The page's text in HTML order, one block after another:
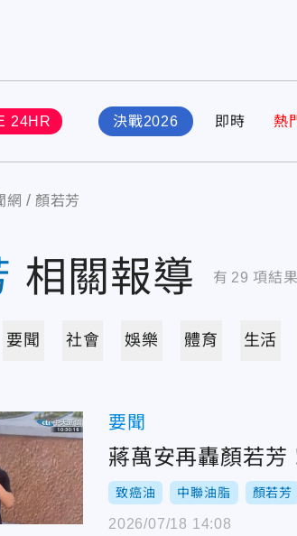
24HR 決戰2026 即時 熱
網 顏若芳
相關報導 有 29 項結果
要聞 社會 娛樂 體育 生活
要聞
蔣萬安再轟顏若芳
致癌油 中聯油脂 顏若芳
2026/07/18 14:08